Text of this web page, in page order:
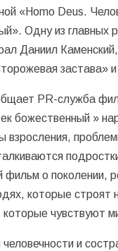
«Homo Deus.
Одну из главных
Даниил
застава»
PR-служба
божественный »
взросления,
фильм о поколении,
которые строят
которые чувствуют
человечности и